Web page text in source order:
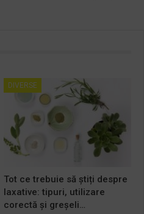
DIVERSE
Tot ce trebuie să știți despre
laxative: tipuri, utilizare
corectă și greșeli…